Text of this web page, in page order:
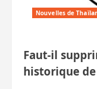
Nouvelles de
Faut-il
historique